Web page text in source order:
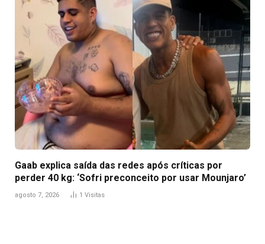
Gaab explica saída das redes após críticas por
perder 40 kg: ‘Sofri preconceito por usar Mounjaro’
agosto 7, 2026 1 Visitas